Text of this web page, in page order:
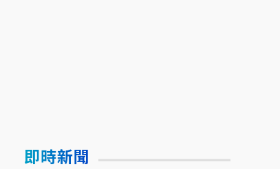
即時新聞